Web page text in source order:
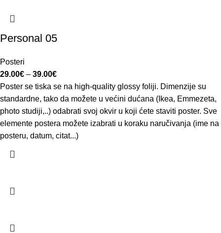
Personal 05
Posteri
29.00€ – 39.00€
Poster se tiska se na high-quality glossy foliji. Dimenzije su
standardne, tako da možete u većini dućana (Ikea, Emmezeta,
photo studiji,..) odabrati svoj okvir u koji ćete staviti poster. Sve
elemente postera možete izabrati u koraku naručivanja (ime na
posteru, datum, citat...)